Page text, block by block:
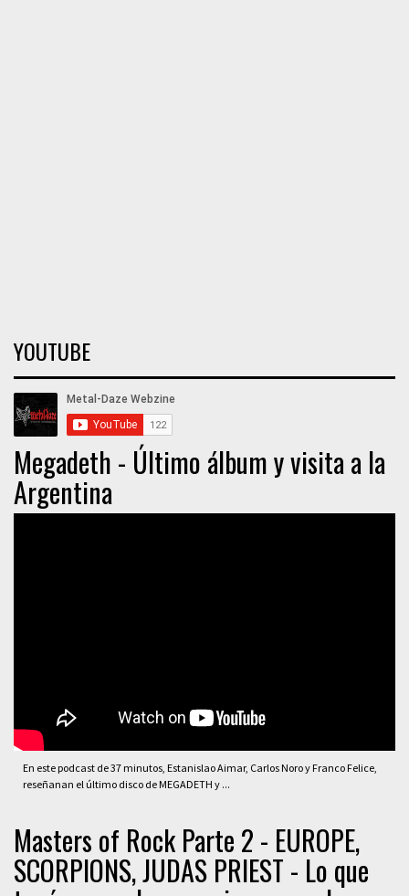
YOUTUBE
Megadeth - Último álbum y visita a la
Argentina
En este podcast de 37 minutos, Estanislao Aimar, Carlos Noro y Franco Felice,
reseñanan el último disco de MEGADETH y ...
Masters of Rock Parte 2 - EUROPE,
SCORPIONS, JUDAS PRIEST - Lo que